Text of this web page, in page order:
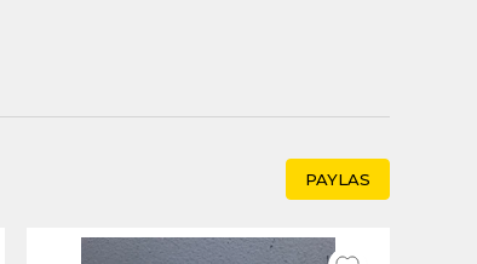
PAYLAS